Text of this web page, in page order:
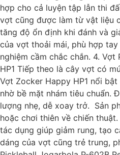
hợp cho cả luyện tập lẫn thi
vợt cũng được làm từ vật liệu
tăng độ ổn định khi đánh và
của vợt thoải mái, phù hợp
nghiệm cầm chắc chắn. 4.
HP1 Tiếp theo là cây vợt có
Vợt Zocker Happy HP1 nổi
nhờ bề mặt nhám tiêu chuẩn.
lượng nhẹ, dễ xoay trở. Sản
hoặc chơi thiên về chiến
tác dụng giúp giảm rung, tạo
dáng của vợt cũng trẻ trung,